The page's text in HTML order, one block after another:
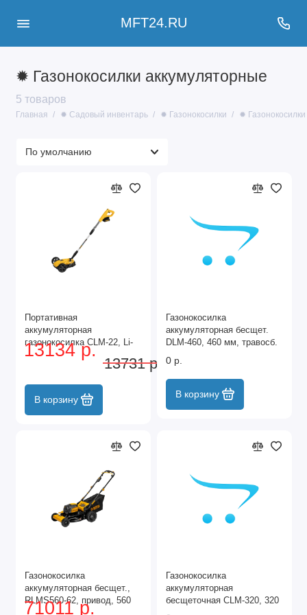
MFT24.RU
✹ Газонокосилки аккумуляторные
5 товаров
Главная ✹ Садовый инвентарь ✹ Газонокосилки ✹
Портативная
аккумуляторная
газонокосилка CLM-22, Li-
ion, 20В, 220 мм // Denzel
13134 р.
13731 р.
В корзину
Газонокосилка
аккумуляторная бесщет.
DLM-460, 460 мм, травосб.
65 л., Li-Ion, 40 В Denzel
0 р.
В корзину
Газонокосилка
аккумуляторная бесщет.,
RLMS560-62, привод, 560
мм, Li-ion, 62В Denzel
71011 р.
Газонокосилка
аккумуляторная
бесщеточная CLM-320, 320
мм, травосб. 30 л, Li-Ion, 20